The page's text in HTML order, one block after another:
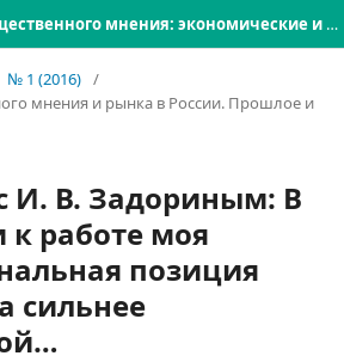
Мониторинг общественного мнения: экономические и социальные перемены
№ 1 (2016) /
мнения и рынка в России. Прошлое и
И. В. Задориным: В
работе моя
позиция
сильнее